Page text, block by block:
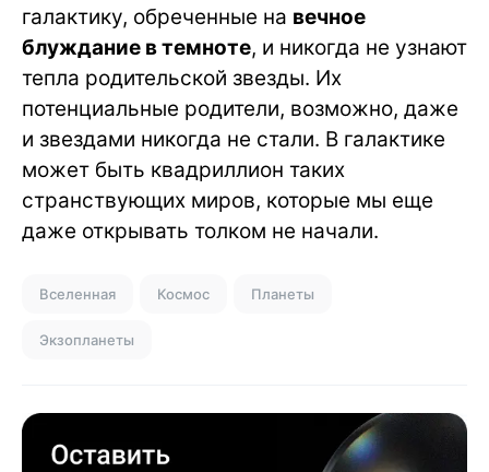
галактику, обреченные на вечное
блуждание в темноте, и никогда не узнают
тепла родительской звезды. Их
потенциальные родители, возможно, даже
и звездами никогда не стали. В галактике
может быть квадриллион таких
странствующих миров, которые мы еще
даже открывать толком не начали.
Вселенная Космос Планеты
Экзопланеты